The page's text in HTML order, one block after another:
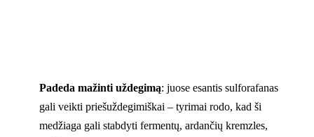
Padeda mažinti uždegimą: juose esantis sulforafanas
gali veikti priešuždegimiškai – tyrimai rodo, kad ši
medžiaga gali stabdyti fermentų, ardančių kremzles,